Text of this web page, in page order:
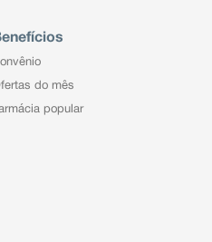
do mês
popular